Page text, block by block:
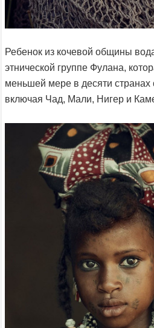
Ребенок из кочевой общины
этнической группе Фулана,
меньшей мере в десяти
включая Чад, Мали, Нигер и